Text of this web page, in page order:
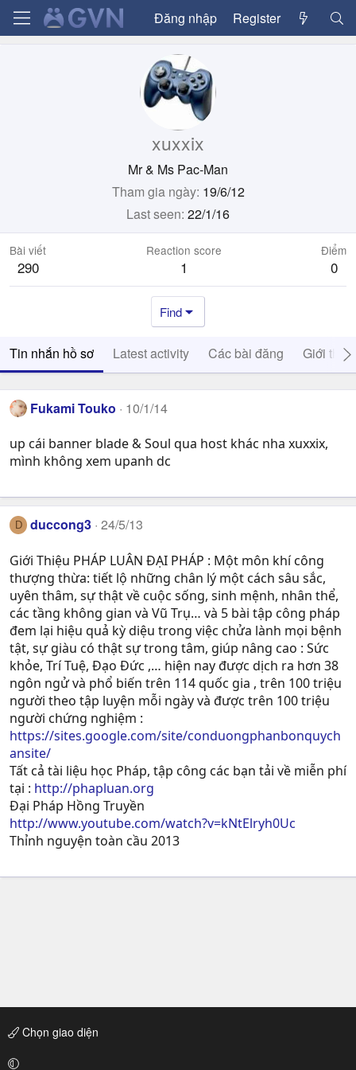
Đăng nhập Register
xuxxix
Mr & Ms Pac-Man
Tham gia ngày 19/6/12
Last seen 22/1/16
Bài viết
290
Reaction score
1
Điểm
0
Find
Tin nhắn hồ sơ Latest activity Các bài đăng Giới thiệu
Fukami Touko 10/1/14
up cái banner blade & Soul qua host khác nha xuxxix,
mình không xem upanh dc
D duccong3 24/5/13
Giới Thiệu PHÁP LUÂN ĐẠI PHÁP : Một môn khí công
thượng thừa: tiết lộ những chân lý một cách sâu sắc,
uyên thâm, sự thật về cuộc sống, sinh mệnh, nhân thể,
các tầng không gian và Vũ Trụ… và 5 bài tập công pháp
đem lại hiệu quả kỳ diệu trong việc chửa lành mọi bệnh
tật, sự giàu có thật sự trong tâm, giúp nâng cao : Sức
khỏe, Trí Tuệ, Ðạo Ðức ,… hiện nay được dịch ra hơn 38
ngôn ngử và phổ biến trên 114 quốc gia , trên 100 triệu
người theo tập luyện mỗi ngày và được trên 100 triệu
người chứng nghiệm :
https://sites.google.com/site/conduongphanbonquych
ansite/
Tất cả tài liệu học Pháp, tập công các bạn tải về miễn phí
tại : http://phapluan.org
Đại Pháp Hồng Truyền
http://www.youtube.com/watch?v=kNtElryh0Uc
Thỉnh nguyện toàn cầu 2013
Chọn giao diện